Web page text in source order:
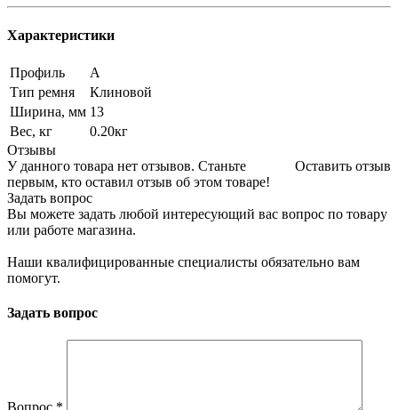
Характеристики
Профиль
A
Тип ремня
Клиновой
Ширина, мм 13
Вес, кг
0.20кг
Отзывы
Оставить отзыв
У данного товара нет отзывов. Станьте
первым, кто оставил отзыв об этом товаре!
Задать вопрос
Вы можете задать любой интересующий вас вопрос по товару
или работе магазина.
Наши квалифицированные специалисты обязательно вам
помогут.
Задать вопрос